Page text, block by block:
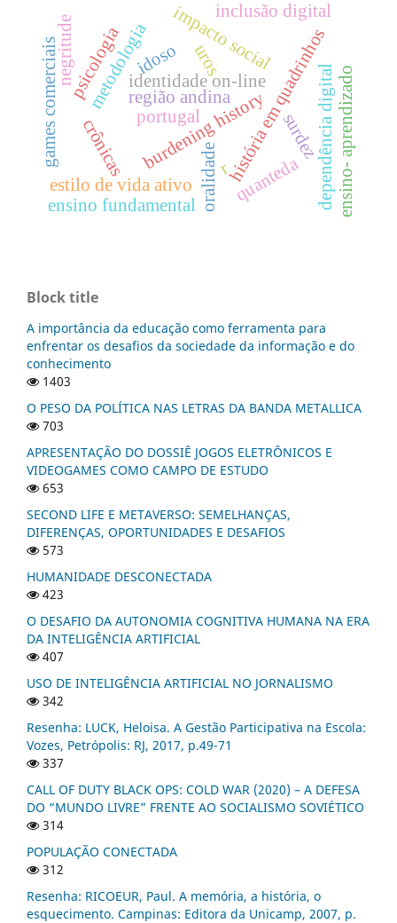
idoso
identidade on-linehistória em quadrinhos
burdening history
metodologia
oralidade dependência digital
estilo de vida ativo
impacto social
psicologia
ensino fundamental ensino- aprendizado
games comerciais uros
crônicas surdez
região andina
inclusão digital
r
portugal
quanteda
negritude
Block title
A importância da educação como ferramenta para
enfrentar os desafios da sociedade da informação e do
conhecimento
1403
O PESO DA POLÍTICA NAS LETRAS DA BANDA METALLICA
703
APRESENTAÇÃO DO DOSSIÊ JOGOS ELETRÔNICOS E
VIDEOGAMES COMO CAMPO DE ESTUDO
653
SECOND LIFE E METAVERSO: SEMELHANÇAS,
DIFERENÇAS, OPORTUNIDADES E DESAFIOS
573
HUMANIDADE DESCONECTADA
423
O DESAFIO DA AUTONOMIA COGNITIVA HUMANA NA ERA
DA INTELIGÊNCIA ARTIFICIAL
407
USO DE INTELIGÊNCIA ARTIFICIAL NO JORNALISMO
342
Resenha: LUCK, Heloisa. A Gestão Participativa na Escola:
Vozes, Petrópolis: RJ, 2017, p.49-71
337
CALL OF DUTY BLACK OPS: COLD WAR (2020) – A DEFESA
DO “MUNDO LIVRE” FRENTE AO SOCIALISMO SOVIÉTICO
314
POPULAÇÃO CONECTADA
312
Resenha: RICOEUR, Paul. A memória, a história, o
esquecimento. Campinas: Editora da Unicamp, 2007, p.